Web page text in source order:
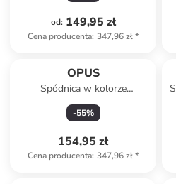
od: 149,95 zł
Cena producenta: 347,96 zł*
OPUS
Spódnica w kolorze
granatowym
-55%
154,95 zł
Cena producenta: 347,96 zł*